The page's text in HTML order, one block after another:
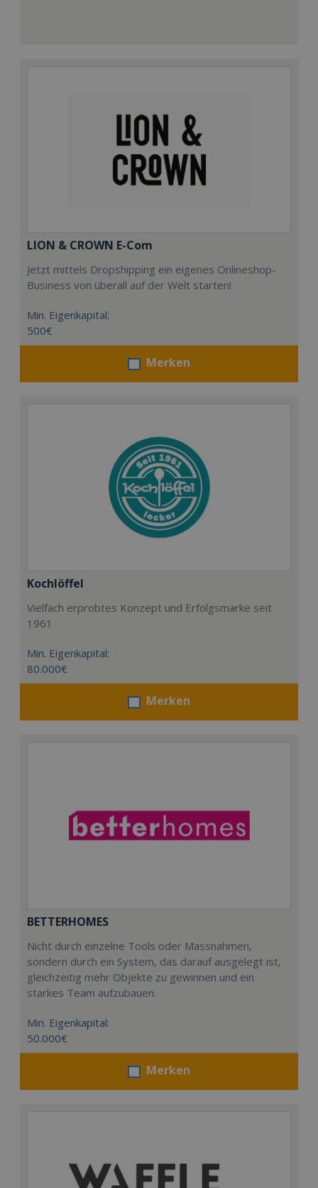
LION & CROWN E-Com
Jetzt mittels Dropshipping ein eigenes Onlineshop-
Business von überall auf der Welt starten!
Min. Eigenkapital:
500€
Merken
Kochlöffel
Vielfach erprobtes Konzept und Erfolgsmarke seit
1961
Min. Eigenkapital:
80.000€
Merken
BETTERHOMES
Nicht durch einzelne Tools oder Massnahmen,
sondern durch ein System, das darauf ausgelegt ist,
gleichzeitig mehr Objekte zu gewinnen und ein
starkes Team aufzubauen.
Min. Eigenkapital:
50.000€
Merken